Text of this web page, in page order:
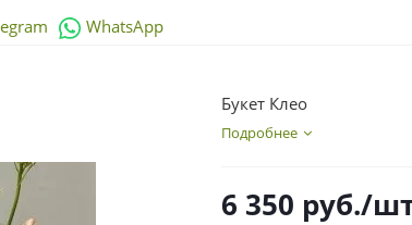
WhatsApp
Букет Клео
Подробнее
6 350 руб./